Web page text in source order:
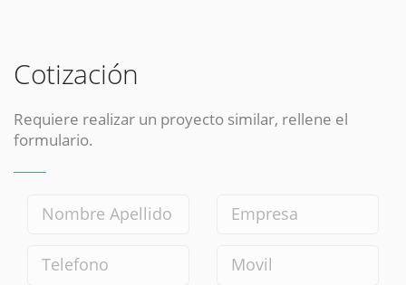
Cotización
Requiere realizar un proyecto similar, rellene el
formulario.